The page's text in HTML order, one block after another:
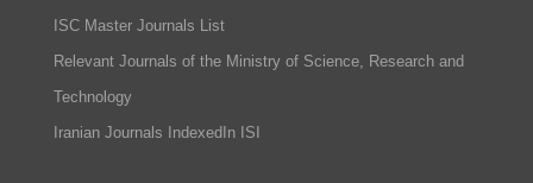
ISC Master Journals List
Relevant Journals of the Ministry of Science, Research and
Technology
Iranian Journals IndexedIn ISI